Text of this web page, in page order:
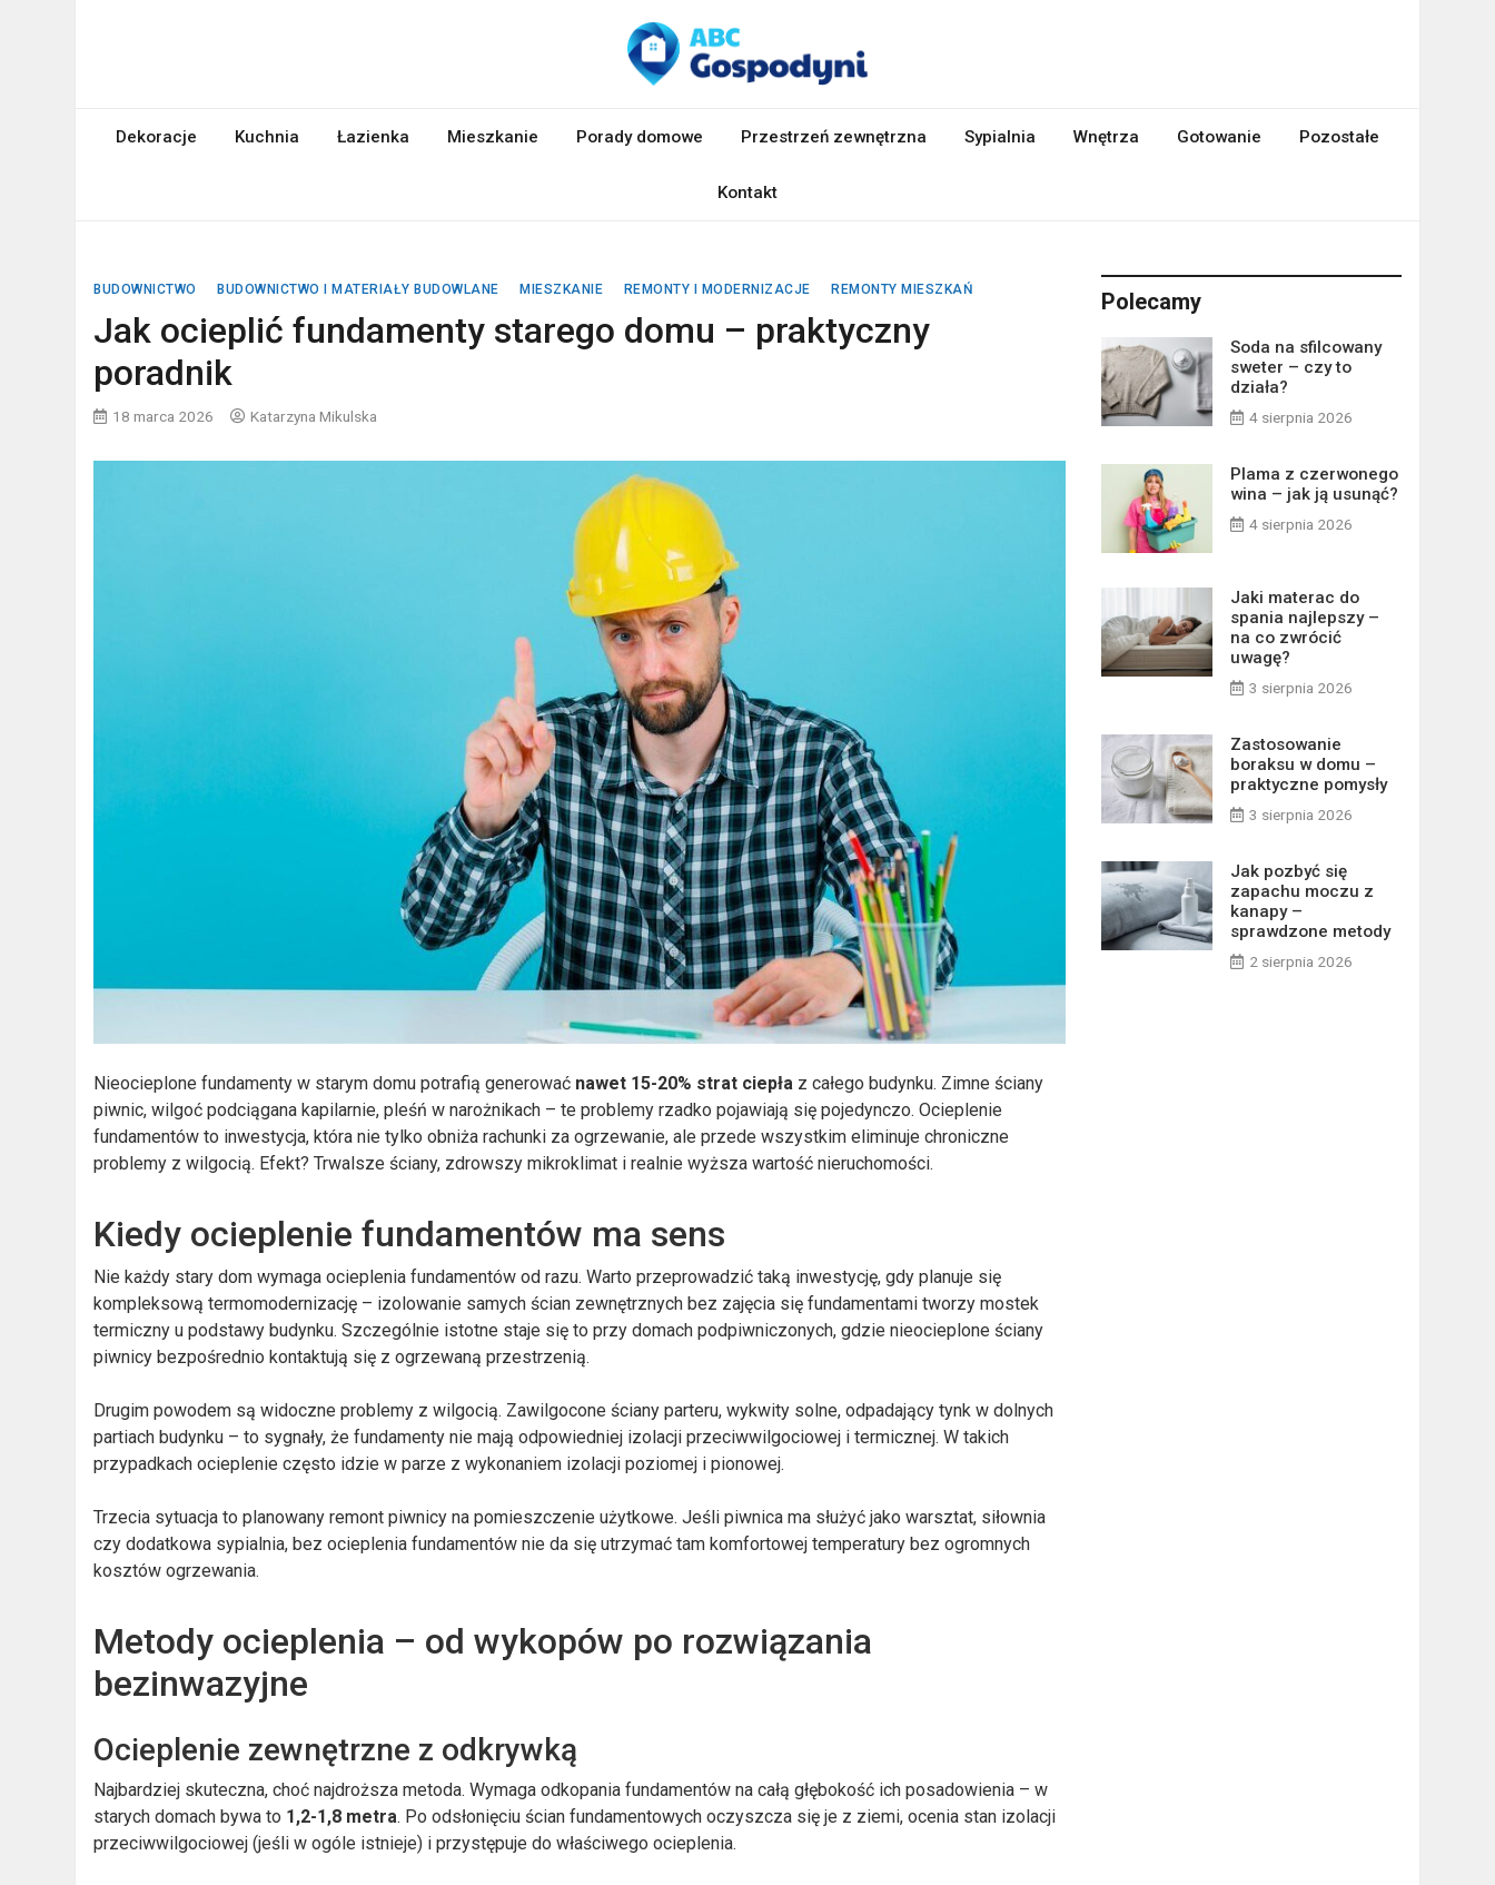
abcgospodyni.pl
Dekoracje Kuchnia Łazienka Mieszkanie Porady domowe Przestrzeń zewnętrzna Sypialnia Wnętrza Gotowanie Pozostałe
Kontakt
BUDOWNICTWO BUDOWNICTWO I MATERIAŁY BUDOWLANE MIESZKANIE REMONTY I MODERNIZACJE REMONTY MIESZKAŃ
Jak ocieplić fundamenty starego domu – praktyczny
poradnik
18 marca 2026 Katarzyna Mikulska
Nieocieplone fundamenty w starym domu potrafią generować nawet 15-20% strat ciepła z całego budynku. Zimne ściany
piwnic, wilgoć podciągana kapilarnie, pleśń w narożnikach – te problemy rzadko pojawiają się pojedynczo. Ocieplenie
fundamentów to inwestycja, która nie tylko obniża rachunki za ogrzewanie, ale przede wszystkim eliminuje chroniczne
problemy z wilgocią. Efekt? Trwalsze ściany, zdrowszy mikroklimat i realnie wyższa wartość nieruchomości.
Kiedy ocieplenie fundamentów ma sens
Nie każdy stary dom wymaga ocieplenia fundamentów od razu. Warto przeprowadzić taką inwestycję, gdy planuje się
kompleksową termomodernizację – izolowanie samych ścian zewnętrznych bez zajęcia się fundamentami tworzy mostek
termiczny u podstawy budynku. Szczególnie istotne staje się to przy domach podpiwniczonych, gdzie nieocieplone ściany
piwnicy bezpośrednio kontaktują się z ogrzewaną przestrzenią.
Drugim powodem są widoczne problemy z wilgocią. Zawilgocone ściany parteru, wykwity solne, odpadający tynk w dolnych
partiach budynku – to sygnały, że fundamenty nie mają odpowiedniej izolacji przeciwwilgociowej i termicznej. W takich
przypadkach ocieplenie często idzie w parze z wykonaniem izolacji poziomej i pionowej.
Trzecia sytuacja to planowany remont piwnicy na pomieszczenie użytkowe. Jeśli piwnica ma służyć jako warsztat, siłownia
czy dodatkowa sypialnia, bez ocieplenia fundamentów nie da się utrzymać tam komfortowej temperatury bez ogromnych
kosztów ogrzewania.
Metody ocieplenia – od wykopów po rozwiązania
bezinwazyjne
Ocieplenie zewnętrzne z odkrywką
Najbardziej skuteczna, choć najdroższa metoda. Wymaga odkopania fundamentów na całą głębokość ich posadowienia – w
starych domach bywa to 1,2-1,8 metra. Po odsłonięciu ścian fundamentowych oczyszcza się je z ziemi, ocenia stan izolacji
przeciwwilgociowej (jeśli w ogóle istnieje) i przystępuje do właściwego ocieplenia.
Polecamy
Soda na sfilcowany
sweter – czy to
działa?
4 sierpnia 2026
Plama z czerwonego
wina – jak ją usunąć?
4 sierpnia 2026
Jaki materac do
spania najlepszy –
na co zwrócić
uwagę?
3 sierpnia 2026
Zastosowanie
boraksu w domu –
praktyczne pomysły
3 sierpnia 2026
Jak pozbyć się
zapachu moczu z
kanapy –
sprawdzone metody
2 sierpnia 2026